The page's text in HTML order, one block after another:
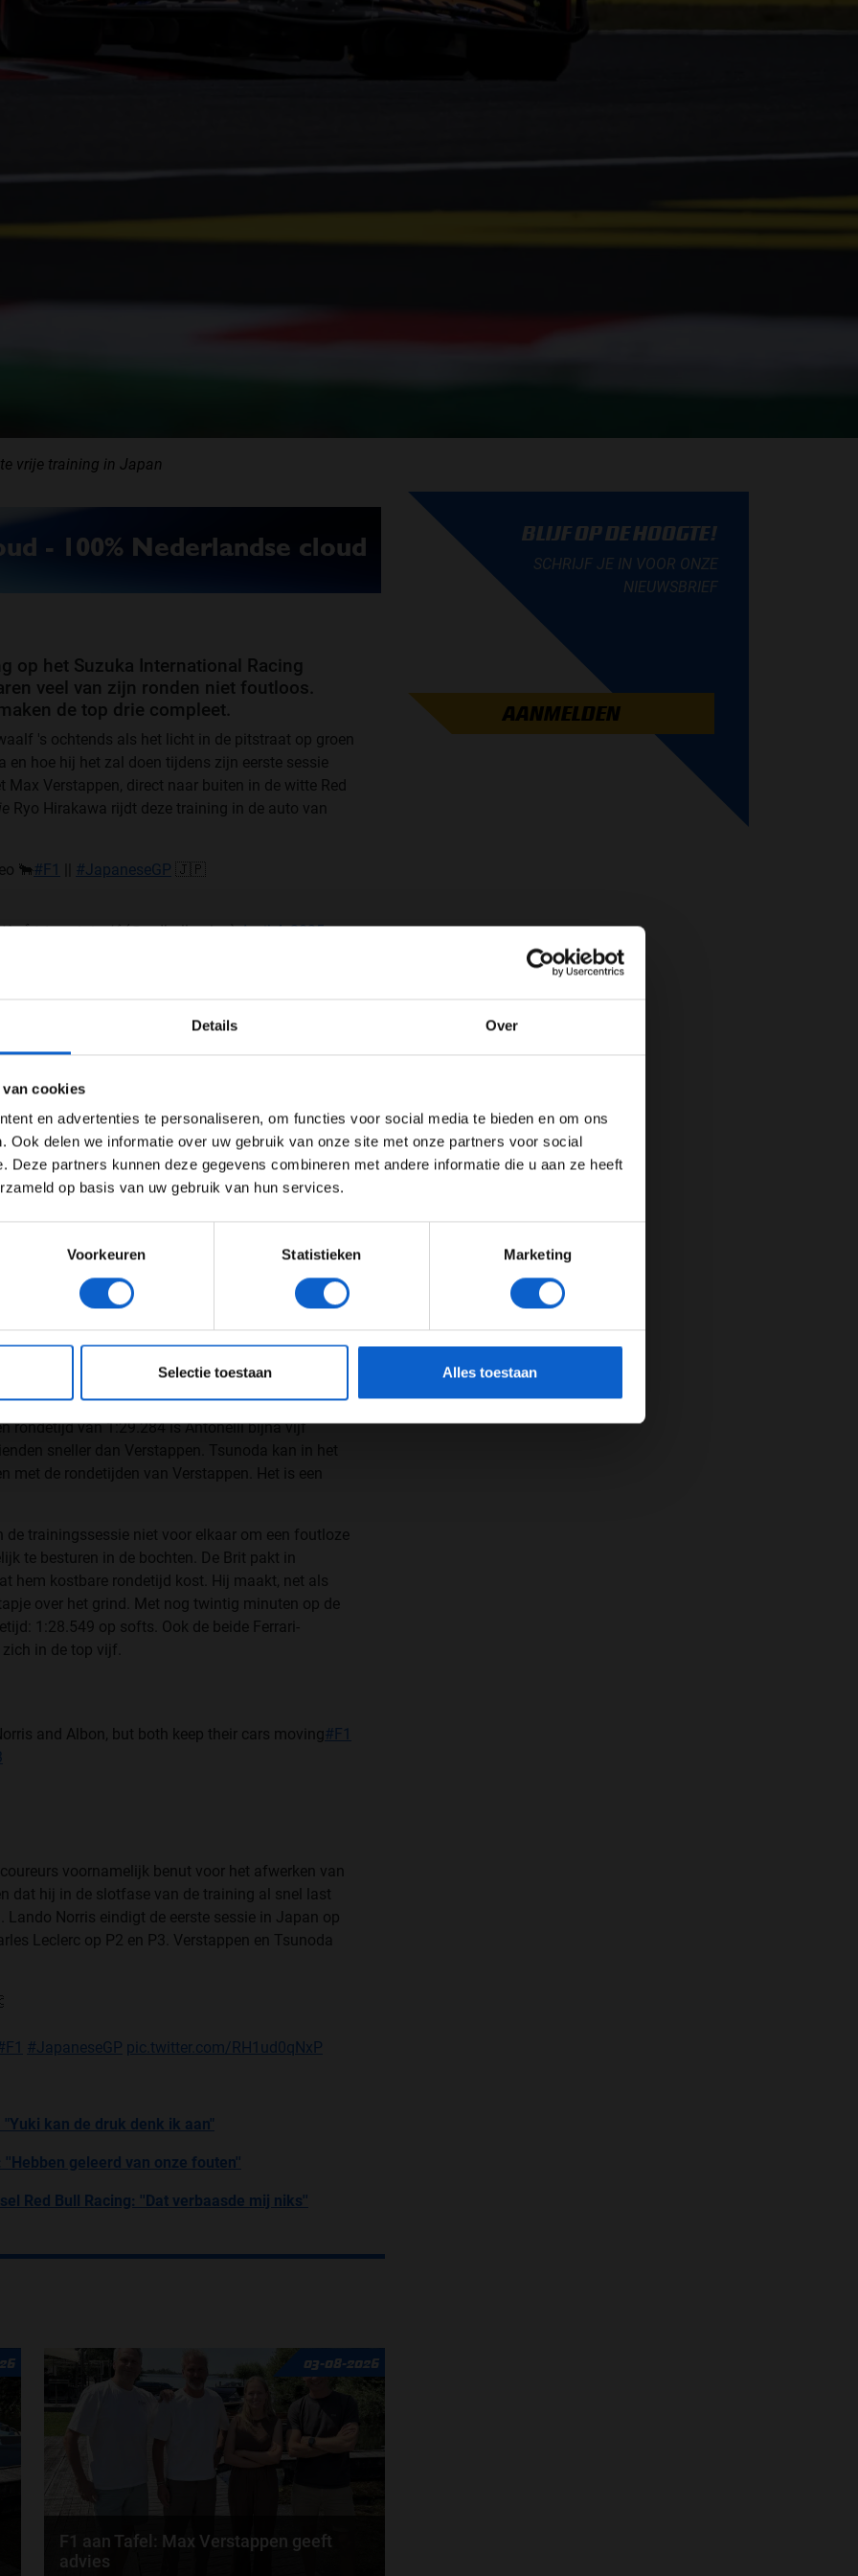
Details Over
cookies
en advertenties te personaliseren, om functies voor social media te bieden en om ons
Ook delen we informatie over uw gebruik van onze site met onze partners voor social
Deze partners kunnen deze gegevens combineren met andere informatie die u aan ze heeft
op basis van uw gebruik van hun services.
Voorkeuren Statistieken Marketing
Selectie toestaan Alles toestaan
vrije training in Japan
op het Suzuka International Racing
veel van zijn ronden niet foutloos.
de top drie compleet.
's ochtends als het licht in de pitstraat op groen
hoe hij het zal doen tijdens zijn eerste sessie
Verstappen, direct naar buiten in de witte Red
Ryo Hirakawa rijdt deze training in de auto van
🐂#F1 #JapaneseGP 🇯🇵
ブルレーシング (@redbullracing)April 4, 2025
uit op een 1:32.571 op
In de openingsfase van de training noteren
Red Bull rijdt als enige opsofts, terwijl de rest
weet aan te sluiten bij Verstappen met
Japanner overlegt veel met zijn
mediums, een 1:29.176. Ondertussen rijdt
waardoor hij een extra ronde moet rijden.
heel veel flext en beweegt. De Nederlander is
indrukwekkende derde tijd op de harde band.
plaats.
KnpDaJtSIi
April 4, 2025
aansluiting vindt bij zijn teamgenoot, die op
rondetijd van 1:29.284 is Antonelli bijna vijf
sneller dan Verstappen. Tsunoda kan in het
met de rondetijden van Verstappen. Het is een
trainingssessie niet voor elkaar om een foutloze
te besturen in de bochten. De Brit pakt in
hem kostbare rondetijd kost. Hij maakt, net als
over het grind. Met nog twintig minuten op de
1:28.549 op softs. Ook de beide Ferrari-
in de top vijf.
and Albon, but both keep their cars moving#F1
voornamelijk benut voor het afwerken van
dat hij in de slotfase van de training al snel last
Lando Norris eindigt de eerste sessie in Japan op
Leclerc op P2 en P3. Verstappen en Tsunoda
#JapaneseGP pic.twitter.com/RH1ud0qNxP
kan de druk denk ik aan"
geleerd van onze fouten''
Red Bull Racing: ''Dat verbaasde mij niks''
03-08-2026
F1 aan Tafel: Max Verstappen geeft
advies
BLIJF OP DE HOOGTE!
SCHRIJF JE IN VOOR ONZE
NIEUWSBRIEF
AANMELDEN
Advertentie instellingen
Toon alle alcoholische drankenadvertenties (18+)
Toon alle kansspelenadvertenties (24+)
JONGER DAN 24 24 JAAR OF OUDER
onsprivacybeleidvoor meer informatie over gegevensgebruik en -bescherming.